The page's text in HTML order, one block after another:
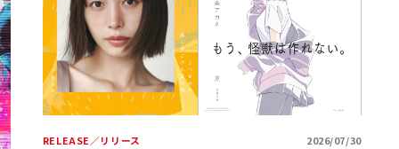
RELEASE／リリース 2026/07/30